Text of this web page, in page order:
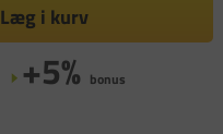
Læg i kurv
+5% bonus